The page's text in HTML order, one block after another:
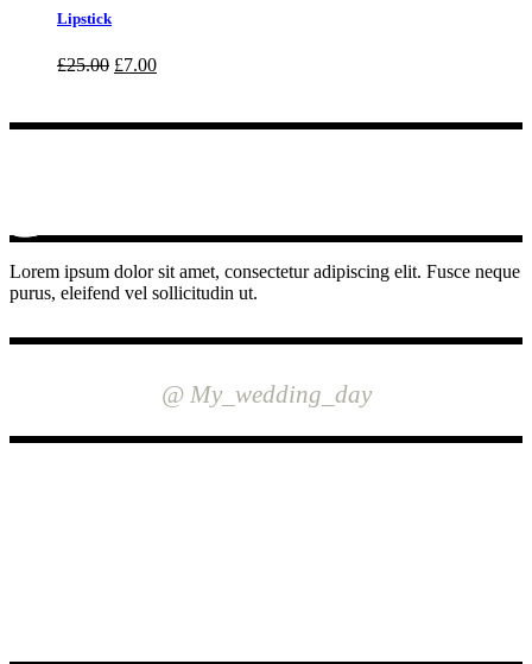
Lipstick
£25.00 Ursprünglicher
£25.00
£7.00Aktueller
£7.00.
Lorem ipsum dolor sit amet, consectetur adipiscing elit. Fusce neque
purus, eleifend vel sollicitudin ut.
@ My_wedding_day